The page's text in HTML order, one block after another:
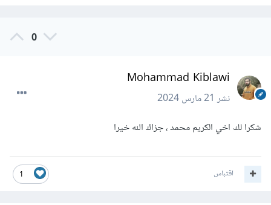
0
Mohammad Kiblawi
نشر21 مارس 2024
شكرا لك اخي الكريم محمد ، جزاك الله خيرا
1 اقتباس